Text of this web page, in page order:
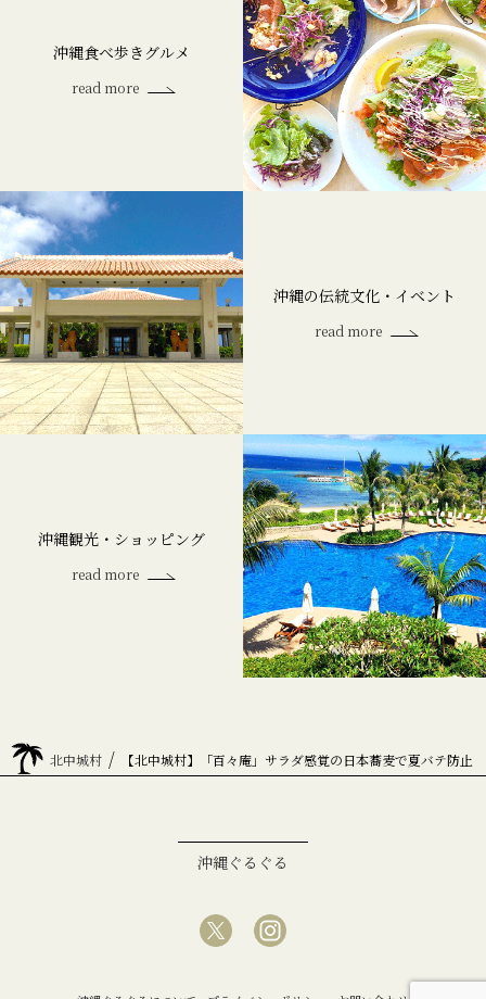
沖縄食べ歩きグルメ
read more
沖縄の伝統文化・イベント
read more
沖縄観光・ショッピング
read more
home北中城村 / 【北中城村】「百々庵」サラダ感覚の日本蕎麦で夏バテ防止
沖縄ぐるぐる